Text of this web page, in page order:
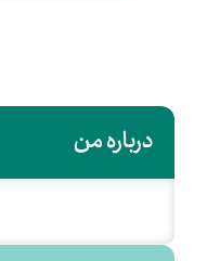
درباره من